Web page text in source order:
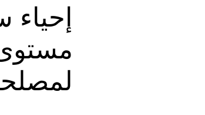
مستوى